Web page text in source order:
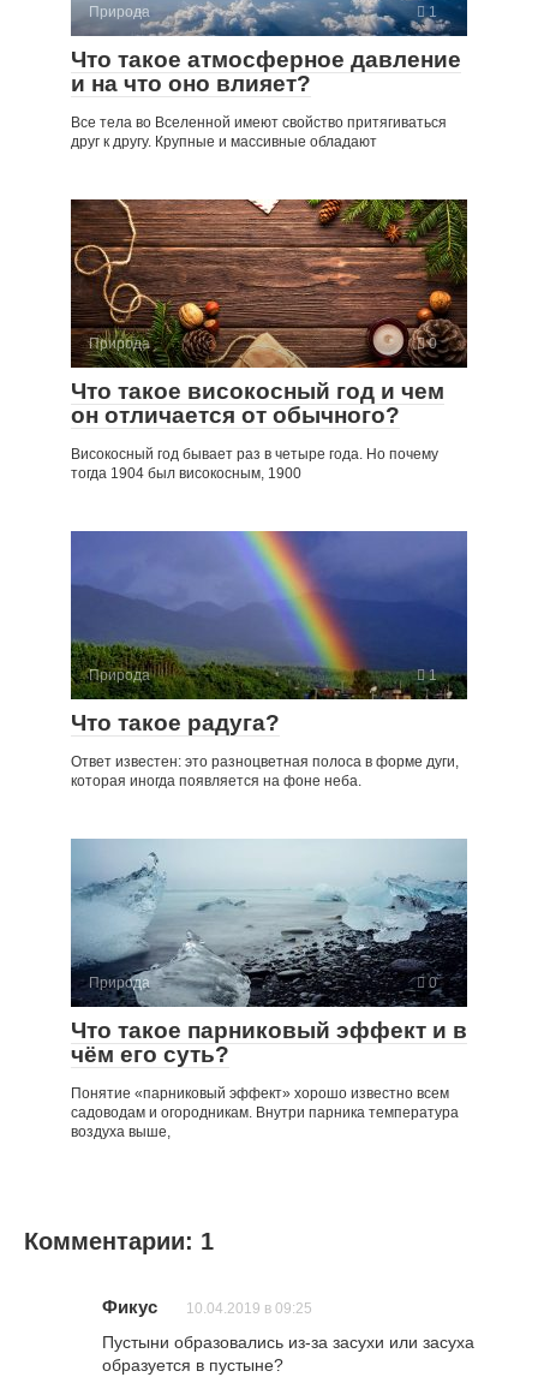
Природа 1
Что такое атмосферное давление
и на что оно влияет?
Все тела во Вселенной имеют свойство притягиваться
друг к другу. Крупные и массивные обладают
Природа 0
Что такое високосный год и чем
он отличается от обычного?
Високосный год бывает раз в четыре года. Но почему
тогда 1904 был високосным, 1900
Природа 1
Что такое радуга?
Ответ известен: это разноцветная полоса в форме дуги,
которая иногда появляется на фоне неба.
Природа 0
Что такое парниковый эффект и в
чём его суть?
Понятие «парниковый эффект» хорошо известно всем
садоводам и огородникам. Внутри парника температура
воздуха выше,
Комментарии: 1
Фикус 10.04.2019 в 09:25
Пустыни образовались из-за засухи или засуха
образуется в пустыне?